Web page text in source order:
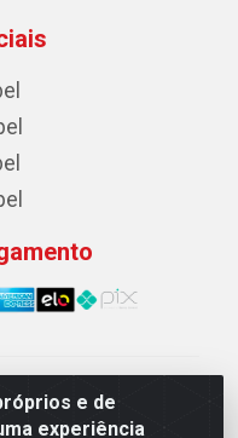
e de
experiência
LTDA - Rua
Rica, Cachoeiro de